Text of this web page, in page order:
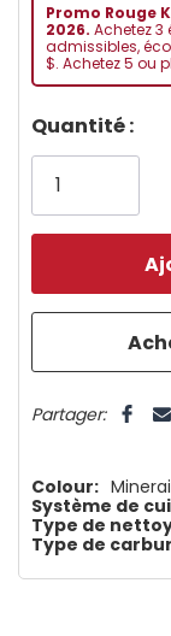
Promo Rouge
2026. Achetez
admissibles,
$. Achetez 5 ou
Dépêchez-
vous!
plus
Quantité :
Partager:
Colour:
Système de
Type de
Type de